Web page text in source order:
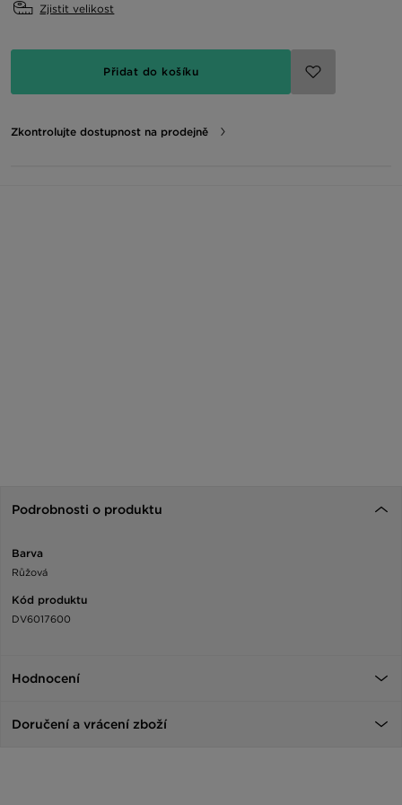
Zjistit velikost
Přidat do košíku
Zkontrolujte dostupnost na prodejně
Podrobnosti o produktu
Barva
Růžová
Kód produktu
DV6017600
Hodnocení
Doručení a vrácení zboží